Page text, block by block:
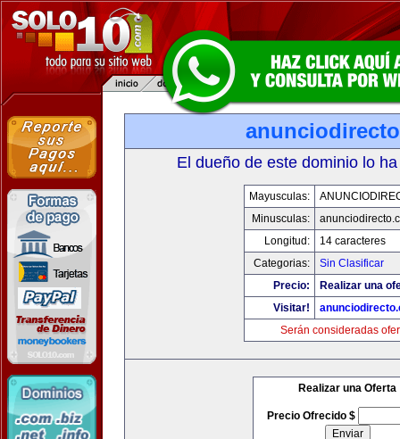
El dueño de este dominio lo
Mayusculas:
Minusculas:
Longitud:
14 caracteres
Categorias:
Sin Clasificar
Precio:
Realizar una
Visitar!
Serán consideradas
Realizar una Oferta
Precio Ofrecido $